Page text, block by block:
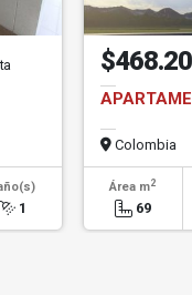
1
Colombia
Área m2
69